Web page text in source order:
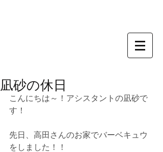
凪砂の休日
こんにちは～！アシスタントの凪砂で
す！
先日、高田さんのお家でバーベキュウ
をしました！！